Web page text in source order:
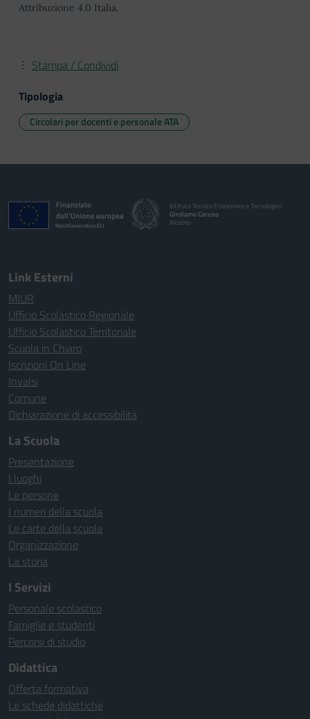
Attribuzione 4.0 Italia.
Stampa / Condividi
Tipologia
Circolari per docenti e personale ATA
Istituto Tecnico Economico e Tecnologico
Girolamo Caruso
Alcamo
Link Esterni
MIUR
Ufficio Scolastico Regionale
Ufficio Scolastico Territoriale
Scuola in Chiaro
Iscrizioni On Line
Invalsi
Comune
Dichiarazione di accessibilità
La Scuola
Presentazione
I luoghi
Le persone
I numeri della scuola
Le carte della scuola
Organizzazione
La storia
I Servizi
Personale scolastico
Famiglie e studenti
Percorsi di studio
Didattica
Offerta formativa
Le schede didattiche